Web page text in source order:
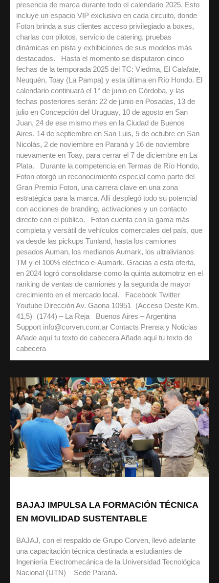
presencia de marca durante todo el calendario 2025. Esto
incluye un espacio VIP exclusivo en cada circuito, donde
Foton brinda a sus clientes acceso privilegiado a boxes,
charlas con pilotos, servicio de catering, pruebas
dinámicas en pista y exhibiciones de sus modelos más
destacados. Hasta el momento se disputaron cinco
fechas de la temporada 2025 del TC: Viedma, El Calafate,
Neuquén, Toay (La Pampa) y esta última en Río Hondo. El
calendario continuará el 1° de junio en Córdoba, y las
fechas posteriores serán: 22 de junio en Posadas, 13 de
julio en Concepción del Uruguay, 10 de agosto en San
Juan, 24 de ese mismo mes en la Ciudad de Buenos
Aires, 14 de septiembre en San Luis, 5 de octubre en San
Nicolás, 2 de noviembre en Paraná y 16 de noviembre
nuevamente en Toay, para cerrar el 7 de diciembre en La
Plata. Durante la competencia en Termas de Río Hondo,
Foton otorgó un reconocimiento especial como parte del
Gran Premio Foton, una carrera clave en una zona
estratégica para la marca. Allí desplegó todo su potencial
con acciones de branding, activaciones y un contacto
directo con el público. Foton cuenta con la gama más
completa y versátil de vehículos comerciales del país, que
va desde las pickups Tunland, hasta los camiones
pesados Auman, los medianos Aumark, los ultralivianos
TM y el 100% eléctrico e-Aumark. Gracias a esta oferta,
en 2024 logró consolidarse como la quinta automotriz en el
ranking de ventas de camiones y la segunda de mayor
crecimiento en el mercado local. Facebook Twitter
Youtube Dirección Av. Gaona 10951 (Acceso Oeste Km.
41,5) (1744) – La Reja Buenos Aires – Argentina
Support info@corven.com.ar Contacts Prensa y Noticias
Añade aquí tu texto de cabecera Añade aquí tu texto de
cabecera
BAJAJ IMPULSA LA FORMACIÓN TÉCNICA
EN MOVILIDAD SUSTENTABLE
BAJAJ, con el respaldo de Grupo Corven, llevó adelante
una capacitación técnica destinada a estudiantes de
Ingeniería Electromecánica de la Universidad Tecnológica
Nacional (UTN) – Sede Paraná.